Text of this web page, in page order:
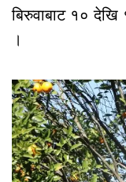
बिरुवाबाट १० देखि
।